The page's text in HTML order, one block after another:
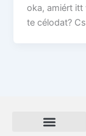
oka, amiért itt
te célodat?